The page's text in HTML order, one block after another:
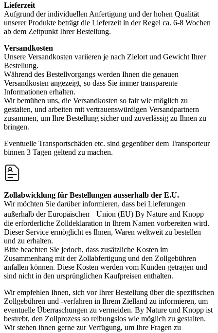
Lieferzeit
Aufgrund der individuellen Anfertigung und der hohen Qualität
unserer Produkte beträgt die Lieferzeit in der Regel ca. 6-8 Wochen
ab dem Zeitpunkt Ihrer Bestellung.
Versandkosten
Unsere Versandkosten variieren je nach Zielort und Gewicht Ihrer
Bestellung.
Während des Bestellvorgangs werden Ihnen die genauen
Versandkosten angezeigt, so dass Sie immer transparente
Informationen erhalten.
Wir bemühen uns, die Versandkosten so fair wie möglich zu
gestalten, und arbeiten mit vertrauenswürdigen Versandpartnern
zusammen, um Ihre Bestellung sicher und zuverlässig zu Ihnen zu
bringen.
Eventuelle Transportschäden etc. sind gegenüber dem Transporteur
binnen 3 Tagen geltend zu machen.
Zollabwicklung für Bestellungen ausserhalb der E.U.
Wir möchten Sie darüber informieren, dass bei Lieferungen
außerhalb der Europäischen Union (EU) By Nature and Knopp
die erforderliche Zolldeklaration in Ihrem Namen vorbereiten wird.
Dieser Service ermöglicht es Ihnen, Waren weltweit zu bestellen
und zu erhalten.
Bitte beachten Sie jedoch, dass zusätzliche Kosten im
Zusammenhang mit der Zollabfertigung und den Zollgebühren
anfallen können. Diese Kosten werden vom Kunden getragen und
sind nicht in den ursprünglichen Kaufpreisen enthalten.
Wir empfehlen Ihnen, sich vor Ihrer Bestellung über die spezifischen
Zollgebühren und -verfahren in Ihrem Zielland zu informieren, um
eventuelle Überraschungen zu vermeiden. By Nature und Knopp ist
bestrebt, den Zollprozess so reibungslos wie möglich zu gestalten.
Wir stehen ihnen gerne zur Verfügung, um Ihre Fragen zu